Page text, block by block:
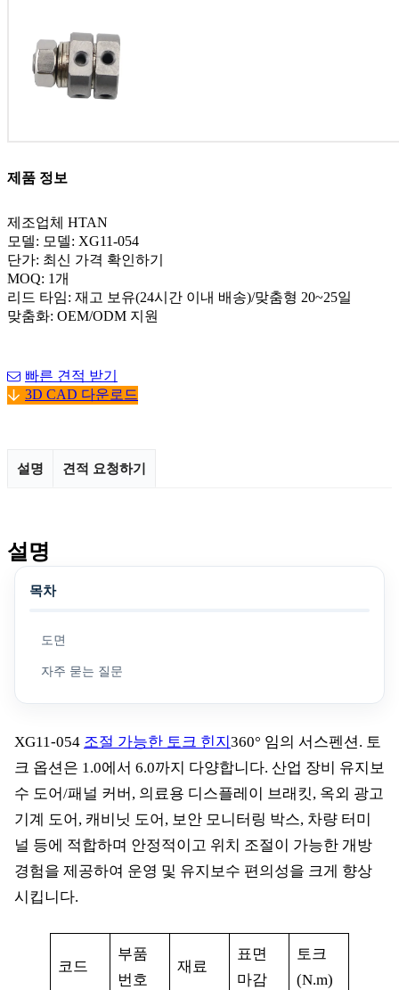
제품 정보
제조업체 HTAN
모델: 모델: XG11-054
단가: 최신 가격 확인하기
MOQ: 1개
리드 타임: 재고 보유(24시간 이내 배송)/맞춤형 20~25일
맞춤화: OEM/ODM 지원
빠른 견적 받기
3D CAD 다운로드
설명 견적 요청하기
설명
목차
도면
자주 묻는 질문
XG11-054 조절 가능한 토크 힌지360° 임의 서스펜션. 토
크 옵션은 1.0에서 6.0까지 다양합니다. 산업 장비 유지보
수 도어/패널 커버, 의료용 디스플레이 브래킷, 옥외 광고
기계 도어, 캐비닛 도어, 보안 모니터링 박스, 차량 터미
널 등에 적합하며 안정적이고 위치 조절이 가능한 개방
경험을 제공하여 운영 및 유지보수 편의성을 크게 향상
시킵니다.
코드
부품
번호
재료
표면
마감
토크
(N.m)